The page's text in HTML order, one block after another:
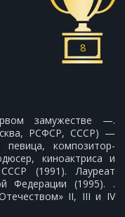
замужестве —.
РСФСР, СССР) —
певица, композитор-
киноактриса и
(1991). Лауреат
Федерации (1995). .
II, III и IV
8